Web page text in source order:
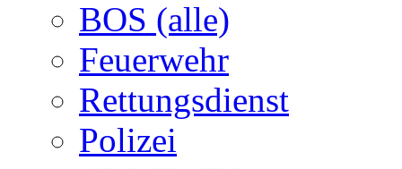
BOS (alle)
Feuerwehr
Rettungsdienst
Polizei